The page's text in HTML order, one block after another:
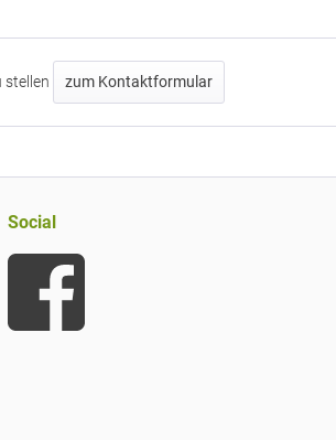
stellen zum Kontaktformular
Social